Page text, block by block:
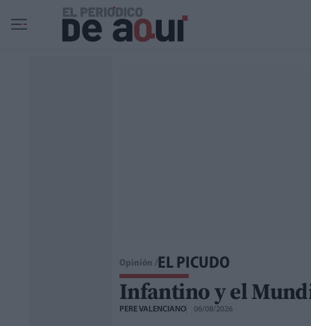
Ir al contenido principal
Opinión /EL PICUDO
Infantino y el
PERE VALENCIANO 06/08/2026